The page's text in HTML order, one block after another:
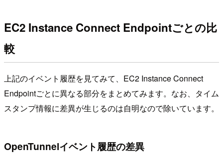
EC2 Instance Connect Endpointごとの比
較
上記のイベント履歴を見てみて、EC2 Instance Connect
Endpointごとに異なる部分をまとめてみます。なお、タイム
スタンプ情報に差異が生じるのは自明なので除いています。
OpenTunnelイベント履歴の差異